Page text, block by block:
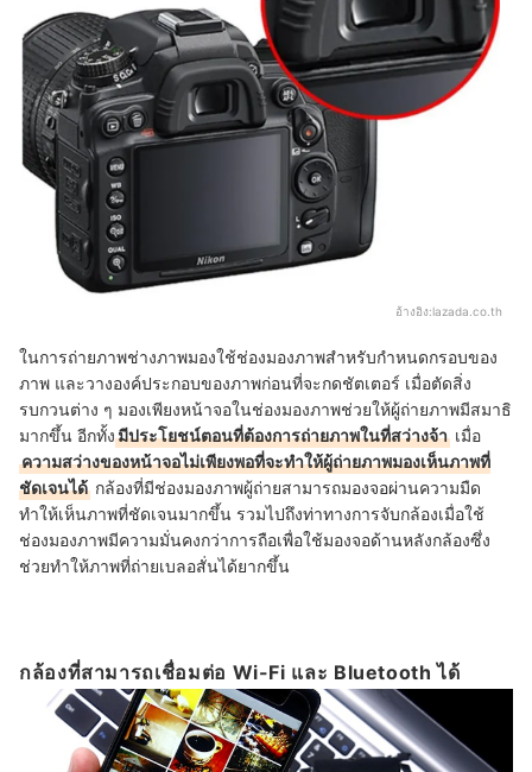
อ้างอิง:lazada.co.th
ในการถ่ายภาพช่างภาพมองใช้ช่องมองภาพสำหรับกำหนดกรอบของ
ภาพ และวางองค์ประกอบของภาพก่อนที่จะกดชัตเตอร์ เมื่อตัดสิ่ง
รบกวนต่าง ๆ มองเพียงหน้าจอในช่องมองภาพช่วยให้ผู้ถ่ายภาพมีสมาธิ
มากขึ้น อีกทั้งมีประโยชน์ตอนที่ต้องการถ่ายภาพในที่สว่างจ้า เมื่อ
ความสว่างของหน้าจอไม่เพียงพอที่จะทำให้ผู้ถ่ายภาพมองเห็นภาพที่
ชัดเจนได้ กล้องที่มีช่องมองภาพผู้ถ่ายสามารถมองจอผ่านความมืด
ทำให้เห็นภาพที่ชัดเจนมากขึ้น รวมไปถึงท่าทางการจับกล้องเมื่อใช้
ช่องมองภาพมีความมั่นคงกว่าการถือเพื่อใช้มองจอด้านหลังกล้องซึ่ง
ช่วยทำให้ภาพที่ถ่ายเบลอสั่นได้ยากขึ้น
กล้องที่สามารถเชื่อมต่อ Wi-Fi และ Bluetooth ได้